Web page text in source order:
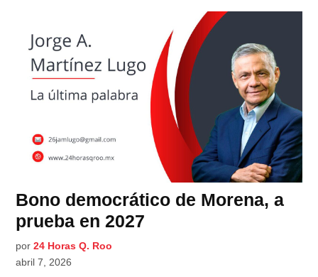
Bono democrático de Morena, a
prueba en 2027
por 24 Horas Q. Roo
abril 7, 2026